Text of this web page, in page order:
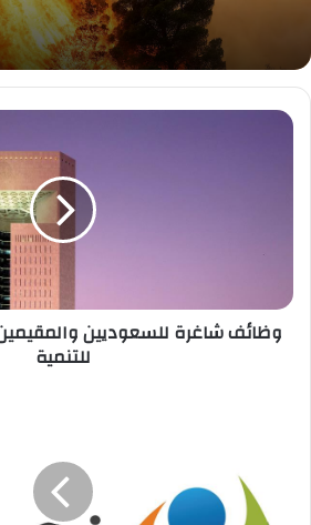
وظائف
الإسلامي
وظائف شاغرة للسعوديين
للتنمية